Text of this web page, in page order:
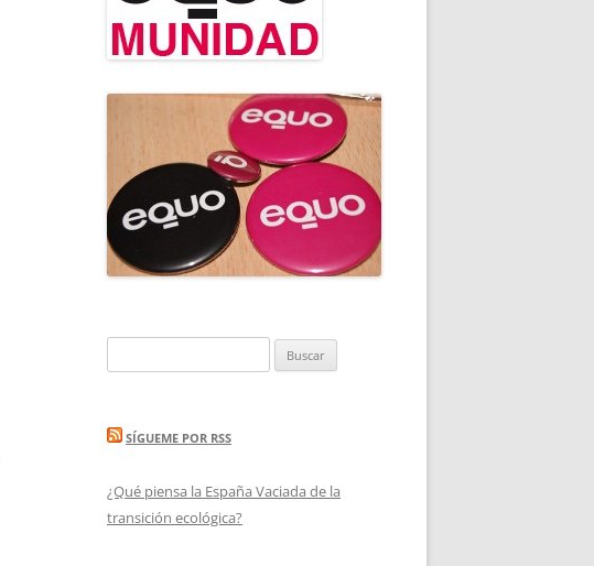
SÍGUEME POR RSS
¿Qué piensa la España Vaciada de la
transición ecológica?